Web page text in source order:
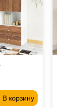
В корзину